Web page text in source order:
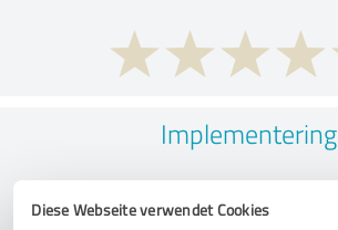
Diese Webseite verwendet Cookies
Implementering